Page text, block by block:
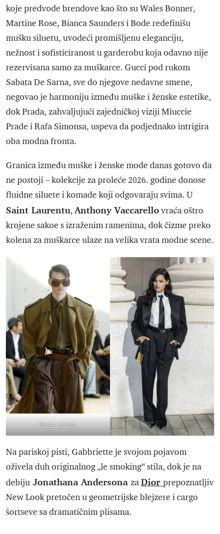
koje predvode brendove kao što su Wales Bonner,
Martine Rose, Bianca Saunders i Bode redefinišu
mušku siluetu, uvodeći promišljenu eleganciju,
nežnost i sofisticiranost u garderobu koja odavno nije
rezervisana samo za muškarce. Gucci pod rukom
Sabata De Sarna, sve do njegove nedavne smene,
negovao je harmoniju između muške i ženske estetike,
dok Prada, zahvaljujući zajedničkoj viziji Miuccie
Prade i Rafa Simonsa, uspeva da podjednako intrigira
oba modna fronta.
Granica između muške i ženske mode danas gotovo da
ne postoji – kolekcije za proleće 2026. godine donose
fluidne siluete i komade koji odgovaraju svima. U
Saint Laurentu,Anthony Vaccarellovraća oštro
krojene sakoe s izraženim ramenima, dok čizme preko
kolena za muškarce ulaze na velika vrata modne scene.
Saint Laurent
Na pariskoj pisti, Gabbriette je svojom pojavom
oživela duh originalnog „le smoking“ stila, dok je na
debiju Jonathana Andersona zaDior prepoznatljiv
New Look pretočen u geometrijske blejzere i cargo
šortseve sa dramatičnim plisama.